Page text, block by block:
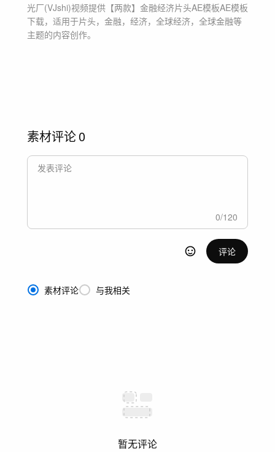
光厂(VJshi)视频提供 【两款】金融经济片头AE模板AE模板
下载，适用于片头，金融，经济，全球经济，全球金融等
主题的内容创作。
素材评论0
0/120
评论
素材评论 与我相关
暂无评论